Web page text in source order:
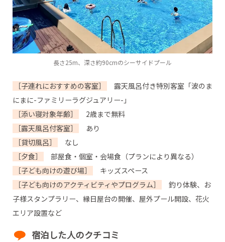
長さ25m、深さ約90cmのシーサイドプール
［子連れにおすすめの客室］
露天風呂付き特別客室「波のま
にまに-ファミリーラグジュアリー-」
［添い寝対象年齢］
2歳まで無料
［露天風呂付客室］
あり
［貸切風呂］
なし
［夕食］
部屋食・個室・会場食（プランにより異なる）
［子ども向けの遊び場］
キッズスペース
［子ども向けのアクティビティやプログラム］
釣り体験、お
子様スタンプラリー、縁日屋台の開催、屋外プール開設、花火
エリア設置など
宿泊した人のクチコミ